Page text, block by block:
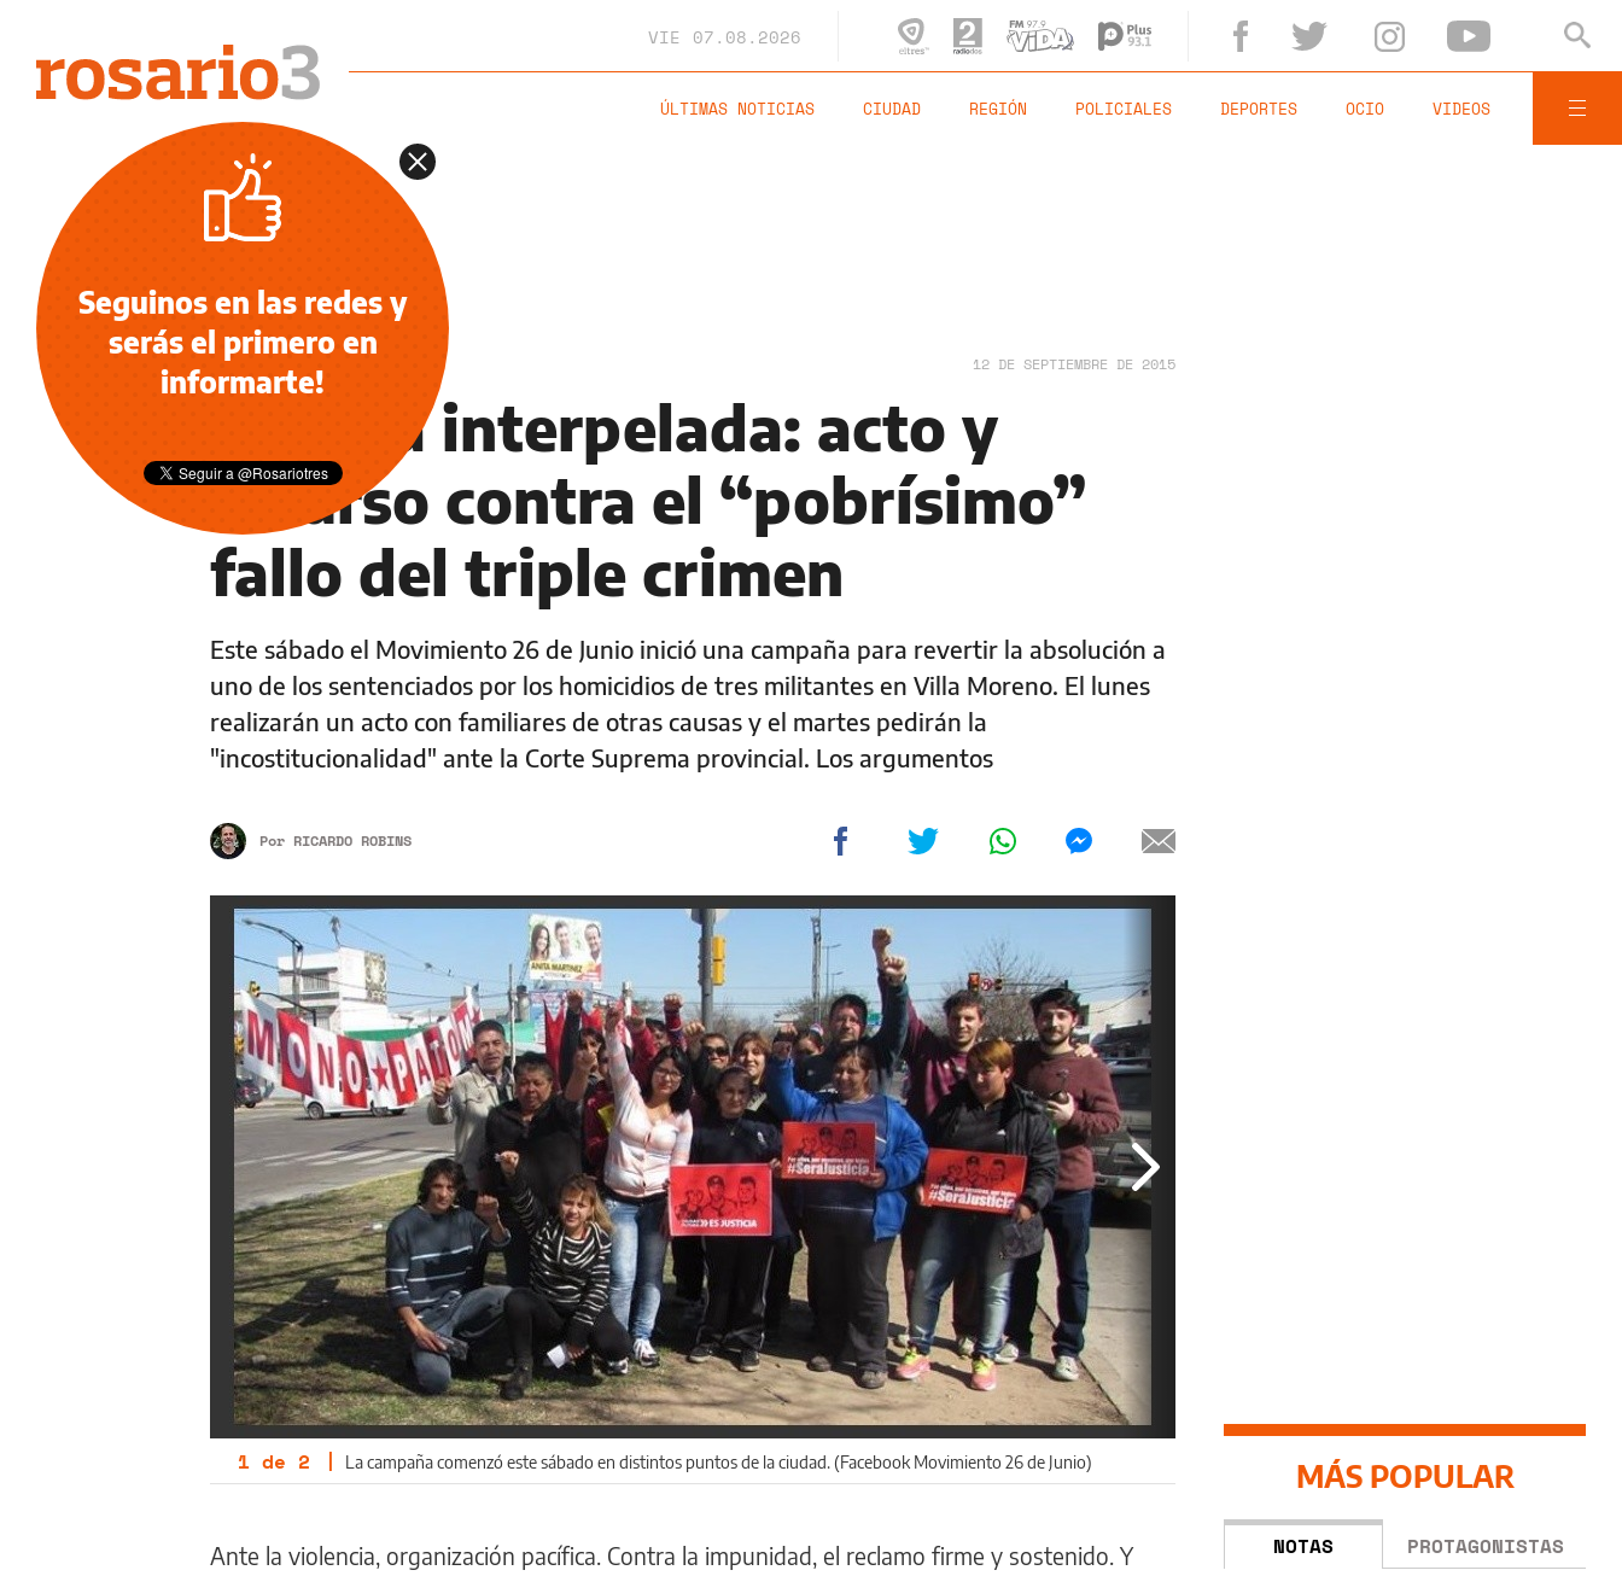
VIE 07.08.2026
ÚLTIMAS NOTICIAS CIUDAD REGIÓN POLICIALES DEPORTES OCIO VIDEOS
JUSTICIA INTERPELADA 12 DE SEPTIEMBRE DE 2015
Justicia interpelada: acto y
recurso contra el “pobrísimo”
fallo del triple crimen
Este sábado el Movimiento 26 de Junio inició una campaña para revertir la absolución a
uno de los sentenciados por los homicidios de tres militantes en Villa Moreno. El lunes
realizarán un acto con familiares de otras causas y el martes pedirán la
"incostitucionalidad" ante la Corte Suprema provincial. Los argumentos
Por RICARDO ROBINS
1 de 2 | La campaña comenzó este sábado en distintos puntos de la ciudad. (Facebook Movimiento 26 de Junio)
Ante la violencia, organización pacífica. Contra la impunidad, el reclamo firme y sostenido. Y
MÁS POPULAR
NOTAS PROTAGONISTAS
Seguinos en las redes y
serás el primero en
informarte!